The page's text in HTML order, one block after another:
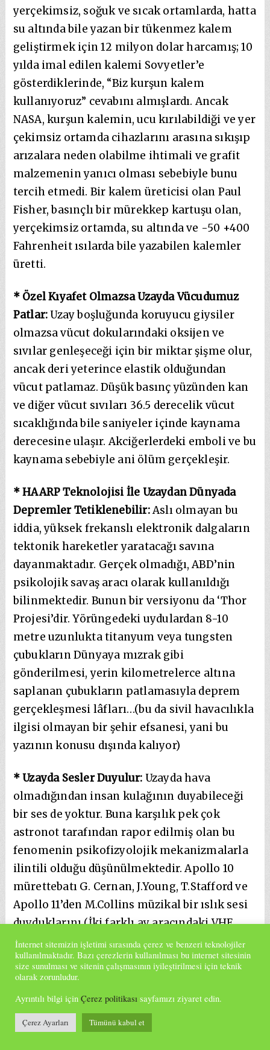
yerçekimsiz, soğuk ve sıcak ortamlarda, hatta
su altında bile yazan bir tükenmez kalem
geliştirmek için 12 milyon dolar harcamış; 10
yılda imal edilen kalemi Sovyetler’e
gösterdiklerinde, “Biz kurşun kalem
kullanıyoruz” cevabını almışlardı. Ancak
NASA, kurşun kalemin, ucu kırılabildiği ve yer
çekimsiz ortamda cihazlarını arasına sıkışıp
arızalara neden olabilme ihtimali ve grafit
malzemenin yanıcı olması sebebiyle bunu
tercih etmedi. Bir kalem üreticisi olan Paul
Fisher, basınçlı bir mürekkep kartuşu olan,
yerçekimsiz ortamda, su altında ve -50 +400
Fahrenheit ısılarda bile yazabilen kalemler
üretti.
* Özel Kıyafet Olmazsa Uzayda Vücudumuz
Patlar:Uzay boşluğunda koruyucu giysiler
olmazsa vücut dokularındaki oksijen ve
sıvılar genleşeceği için bir miktar şişme olur,
ancak deri yeterince elastik olduğundan
vücut patlamaz. Düşük basınç yüzünden kan
ve diğer vücut sıvıları 36.5 derecelik vücut
sıcaklığında bile saniyeler içinde kaynama
derecesine ulaşır. Akciğerlerdeki emboli ve bu
kaynama sebebiyle ani ölüm gerçekleşir.
* HAARP Teknolojisi İle Uzaydan Dünyada
Depremler Tetiklenebilir:Aslı olmayan bu
iddia, yüksek frekanslı elektronik dalgaların
tektonik hareketler yaratacağı savına
dayanmaktadır. Gerçek olmadığı, ABD’nin
psikolojik savaş aracı olarak kullanıldığı
bilinmektedir. Bunun bir versiyonu da ‘Thor
Projesi’dir. Yörüngedeki uydulardan 8-10
metre uzunlukta titanyum veya tungsten
çubukların Dünyaya mızrak gibi
gönderilmesi, yerin kilometrelerce altına
saplanan çubukların patlamasıyla deprem
gerçekleşmesi lâfları…(bu da sivil havacılıkla
ilgisi olmayan bir şehir efsanesi, yani bu
yazının konusu dışında kalıyor)
* Uzayda Sesler Duyulur: Uzayda hava
olmadığından insan kulağının duyabileceği
bir ses de yoktur. Buna karşılık pek çok
astronot tarafından rapor edilmiş olan bu
fenomenin psikofizyolojik mekanizmalarla
ilintili olduğu düşünülmektedir. Apollo 10
mürettebatı G. Cernan, J.Young, T.Stafford ve
Apollo 11’den M.Collins müzikal bir ıslık sesi
duyduklarını (İki farklı ay aracındaki VHF
radyoların dalga girişim sesi olduğu ortaya
çıkmıştır) iddia etmişlerdir. Duyusal
yoksunluğun yüksek düzeyde yaşandığı uzay
gibi ortamlarda işitsel ve görsel
halüsinasyonlara sık rastlanır. Uzayda ezan
sesi duyulduğuna dair söylentiler ise şehir
İnternet sitemizin işletimi sırasında çerez ve benzeri teknolojiler
kullanılmaktadır. Bazı çerezlerin kullanılması bu internet sitesinin
size sunulması ve sitenin çalışmasının iyileştirilmesi için teknik
olarak zorunludur.
Ayrıntılı bilgi için Çerez politikası sayfamızı ziyaret edin.
Çerez Ayarları Tümünü kabul et